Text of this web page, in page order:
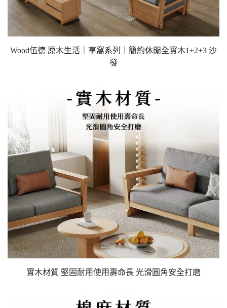
Wood伍德 原木生活｜享窩系列｜簡約休閒全實木1+2+3 沙
發
實木材質 堅固耐用使用壽命長 光滑圓角安全打磨